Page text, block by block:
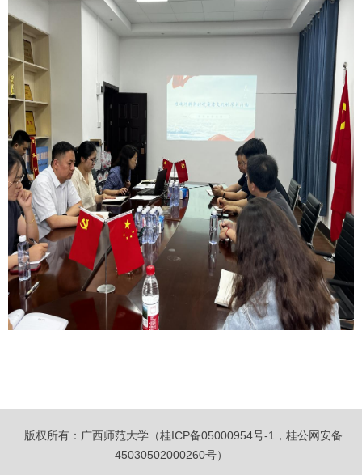
版权所有：广西师范大学（桂ICP备05000954号-1，桂公网安备
45030502000260号）